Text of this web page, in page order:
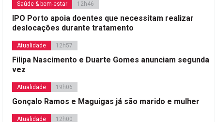
Saúde & bem-estar 12h46
IPO Porto apoia doentes que necessitam realizar
deslocações durante tratamento
Atualidade 12h57
Filipa Nascimento e Duarte Gomes anunciam segunda
vez
Atualidade 19h06
Gonçalo Ramos e Maguigas já são marido e mulher
Atualidade 12h00